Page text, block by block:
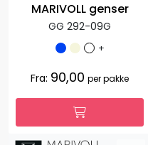
MARIVOLL genser
GG 292-09G
+
Fra: 90,00 per pakke